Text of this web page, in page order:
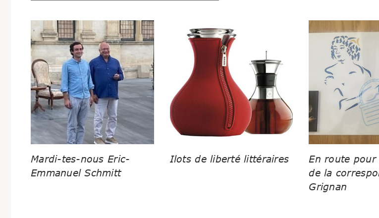
Mardi-tes-nous Eric-
Emmanuel Schmitt
Ilots de liberté littéraires
En route pour
de la
Grignan